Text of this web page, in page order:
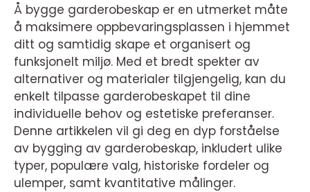
Å bygge garderobeskap er en utmerket måte
å maksimere oppbevaringsplassen i hjemmet
ditt og samtidig skape et organisert og
funksjonelt miljø. Med et bredt spekter av
alternativer og materialer tilgjengelig, kan du
enkelt tilpasse garderobeskapet til dine
individuelle behov og estetiske preferanser.
Denne artikkelen vil gi deg en dyp forståelse
av bygging av garderobeskap, inkludert ulike
typer, populære valg, historiske fordeler og
ulemper, samt kvantitative målinger.